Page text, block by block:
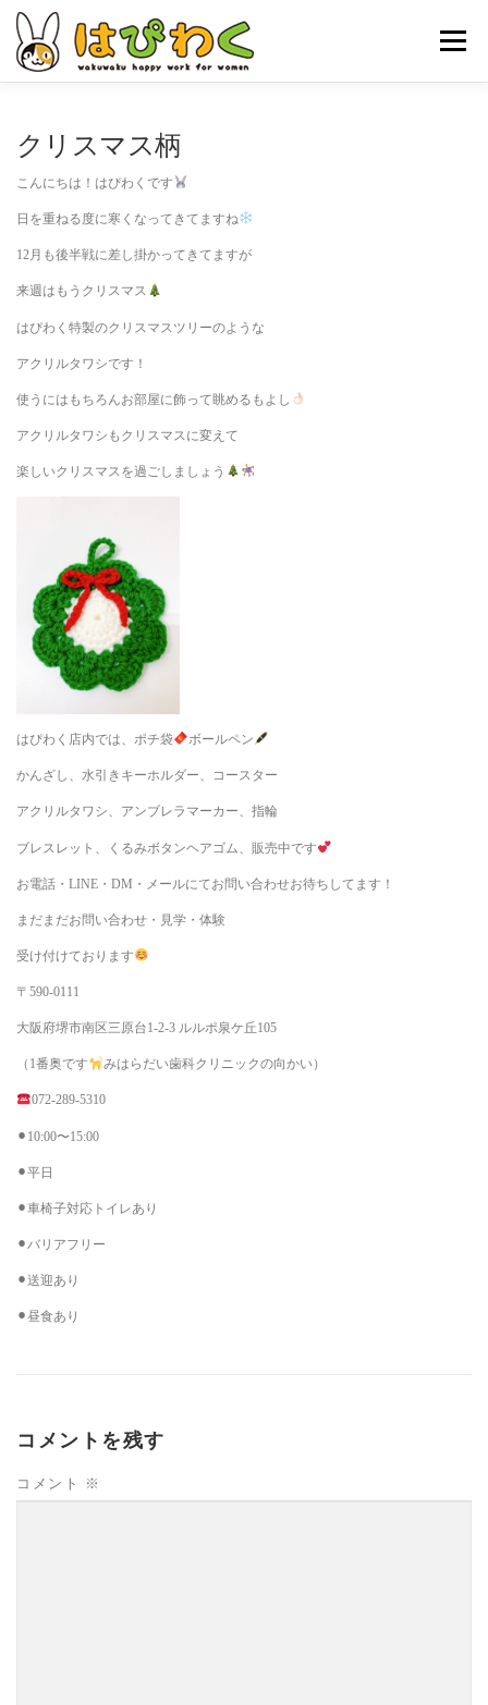
メニュー
クリスマス柄
こんにちは！はぴわくです
日を重ねる度に寒くなってきてますね
12月も後半戦に差し掛かってきてますが
来週はもうクリスマス
はぴわく特製のクリスマスツリーのような
アクリルタワシです！
使うにはもちろんお部屋に飾って眺めるもよし
アクリルタワシもクリスマスに変えて
楽しいクリスマスを過ごしましょう
はぴわく店内では、ポチ袋 ボールペン
かんざし、水引きキーホルダー、コースター
アクリルタワシ、アンブレラマーカー、指輪
ブレスレット、くるみボタンヘアゴム、販売中です
お電話・LINE・DM・メールにてお問い合わせお待ちしてます！
まだまだお問い合わせ・見学・体験
受け付けております
〒590-0111
大阪府堺市南区三原台1-2-3 ルルポ泉ケ丘105
（1番奥です みはらだい歯科クリニックの向かい）
072-289-5310
⚫︎10:00〜15:00
⚫︎平日
⚫︎車椅子対応トイレあり
⚫︎バリアフリー
⚫︎送迎あり
⚫︎昼食あり
コメントを残す
コメント ※